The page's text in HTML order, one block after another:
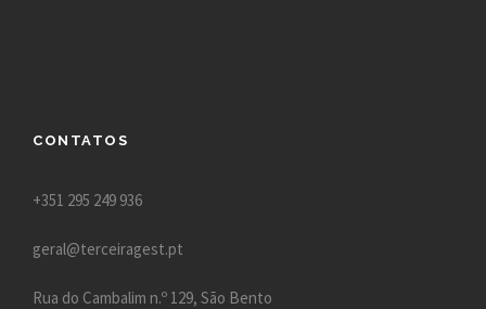
CONTATOS
+351 295 249 936
geral@terceiragest.pt
Rua do Cambalim n.º 129, São Bento